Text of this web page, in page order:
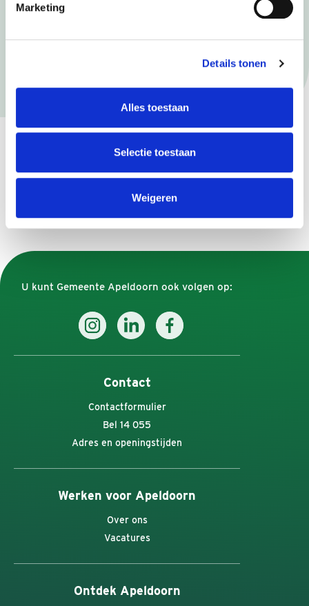
Marketing
Details tonen
Alles toestaan
Selectie toestaan
Weigeren
Aanvulling Omgevingseffectrapport
Gerelateerd
U kunt Gemeente Apeldoorn ook volgen op:
Contact
Contactformulier
Bel 14 055
Adres en openingstijden
Werken voor Apeldoorn
Over ons
Vacatures
Ontdek Apeldoorn